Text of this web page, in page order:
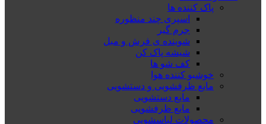
پاک کننده ها
اسپری چند منظوره
جرم گیر
شوینده ی فرش و مبل
شیشه پاک کن
کف شو ها
خوشبو کننده هوا
مایع ظرفشویی و دستشویی
مایع دستشویی
مایع ظرفشویی
محصولات لباسشویی